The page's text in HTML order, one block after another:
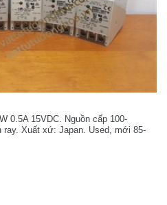
0.5A 15VDC. Nguồn cấp 100-
ray. Xuất xứ: Japan. Used, mới 85-